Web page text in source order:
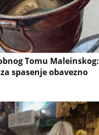
Tomu Maleinskog:
spasenje obavezno